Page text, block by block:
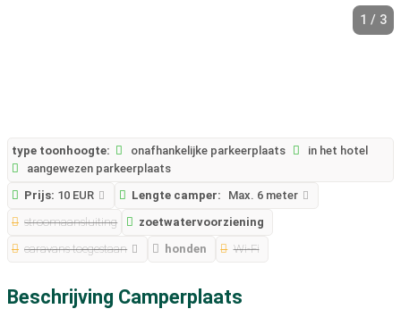
1 / 3
type toonhoogte: onafhankelijke parkeerplaats
in het hotel
aangewezen parkeerplaats
Prijs: 10 EUR Lengte camper:
Max. 6 meter
stroomaansluiting
zoetwatervoorziening
caravans toegestaan
honden Wi-Fi
Beschrijving Camperplaats